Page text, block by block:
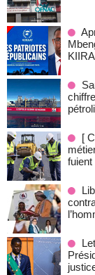
[
fuient